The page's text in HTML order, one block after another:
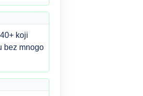
koji
bez mnogo